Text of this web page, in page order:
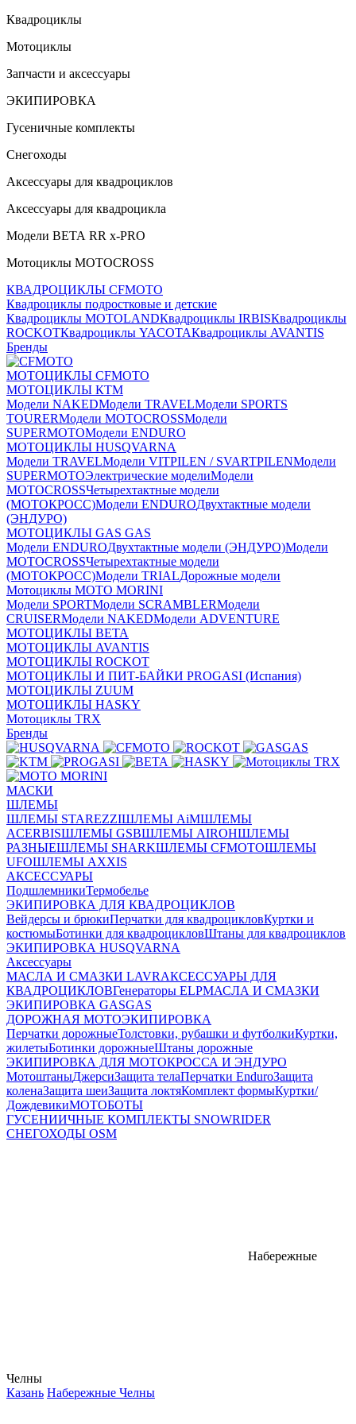
Квадроциклы
Мотоциклы
Запчасти и аксессуары
ЭКИПИРОВКА
Гусеничные комплекты
Снегоходы
Аксессуары для квадроциклов
Аксессуары для квадроцикла
Модели ВЕТА RR x-PRO
Мотоциклы MOTOCROSS
КВАДРОЦИКЛЫ CFMOTO
Квадроциклы подростковые и детские
Квадроциклы MOTOLANDКвадроциклы IRBISКвадроциклы
ROCKOTКвадроциклы YACOTAКвадроциклы AVANTIS
Бренды
МОТОЦИКЛЫ CFMOTO
МОТОЦИКЛЫ КТМ
Модели NAKEDМодели TRAVELМодели SPORTS
TOURERМодели MOTOCROSSМодели
SUPERMOTOМодели ENDURO
МОТОЦИКЛЫ HUSQVARNA
Модели TRAVELМодели VITPILEN / SVARTPILENМодели
SUPERMOTOЭлектрические моделиМодели
MOTOCROSSЧетырехтактные модели
(МОТОКРОСС)Модели ENDUROДвухтактные модели
(ЭНДУРО)
МОТОЦИКЛЫ GAS GAS
Модели ENDUROДвухтактные модели (ЭНДУРО)Модели
MOTOCROSSЧетырехтактные модели
(МОТОКРОСС)Модели TRIALДорожные модели
Мотоциклы MOTO MORINI
Модели SPORTМодели SCRAMBLERМодели
CRUISERМодели NAKEDМодели ADVENTURE
МОТОЦИКЛЫ BETA
МОТОЦИКЛЫ AVANTIS
МОТОЦИКЛЫ ROCKOT
МОТОЦИКЛЫ И ПИТ-БАЙКИ PROGASI (Испания)
МОТОЦИКЛЫ ZUUM
МОТОЦИКЛЫ HASKY
Мотоциклы TRX
Бренды
МАСКИ
ШЛЕМЫ
ШЛЕМЫ STAREZZIШЛЕМЫ AiMШЛЕМЫ
ACERBISШЛЕМЫ GSBШЛЕМЫ AIROHШЛЕМЫ
РАЗНЫЕШЛЕМЫ SHARKШЛЕМЫ CFMOTOШЛЕМЫ
UFOШЛЕМЫ AXXIS
АКСЕССУАРЫ
ПодшлемникиТермобелье
ЭКИПИРОВКА ДЛЯ КВАДРОЦИКЛОВ
Вейдерсы и брюкиПерчатки для квадроцикловКуртки и
костюмыБотинки для квадроцикловШтаны для квадроциклов
ЭКИПИРОВКА HUSQVARNA
Аксессуары
МАСЛА И СМАЗКИ LAVRАКСЕССУАРЫ ДЛЯ
КВАДРОЦИКЛОВГенераторы ELPМАСЛА И СМАЗКИ
ЭКИПИРОВКА GASGAS
ДОРОЖНАЯ МОТОЭКИПИРОВКА
Перчатки дорожныеТолстовки, рубашки и футболкиКуртки,
жилетыБотинки дорожныеШтаны дорожные
ЭКИПИРОВКА ДЛЯ МОТОКРОССА И ЭНДУРО
МотоштаныДжерсиЗащита телаПерчатки EnduroЗащита
коленаЗащита шеиЗащита локтяКомплект формыКуртки/
ДождевикиМОТОБОТЫ
ГУСЕНИИЧНЫЕ КОМПЛЕКТЫ SNOWRIDER
СНЕГОХОДЫ OSM
Набережные
Челны
Казань Набережные Челны